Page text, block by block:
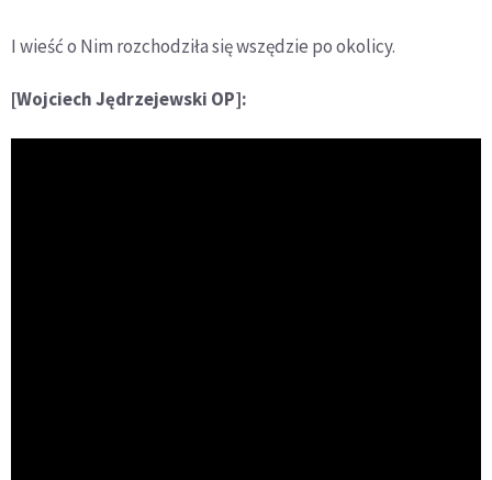
I wieść o Nim rozchodziła się wszędzie po okolicy.
[Wojciech Jędrzejewski OP]: